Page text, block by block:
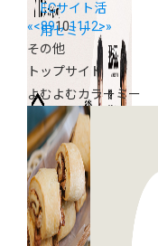
ECサイト活
用セミナー
«<89101112>»
その他
トップサイド
よむよむカラーミー